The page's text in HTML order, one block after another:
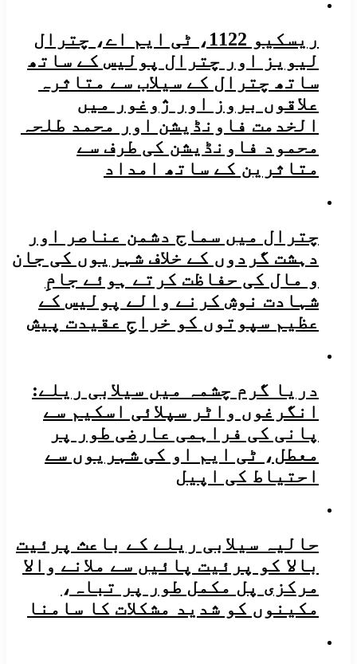
ریسکیو 1122، ٹی ایم اے، چترال
لیویز اور چترال پولیس کے ساتھ
ساتھ چترال کے سیلاب سے متاثرہ
علاقوں بروز اور ژوغور میں
الخدمت فاونڈیشن اور محمد طلحہ
محمود فاونڈیشن کی طرف سے
متاثرین کے ساتھ امداد
چترال میں سماج دشمن عناصر اور
دہشت گردوں کے خلاف شہریوں کی جان
و مال کی حفاظت کرتے ہوئے جامِ
شہادت نوش کرنے والے پولیس کے
عظیم سپوتوں کو خراجِ عقیدت پیش
دریا گرم چشمہ میں سیلابی ریلے:
انگرغوں واٹر سپلائی اسکیم سے
پانی کی فراہمی عارضی طور پر
معطل، ٹی ایم او کی شہریوں سے
احتیاط کی اپیل
حالیہ سیلابی ریلے کے باعث پرئیت
بالا کو پرئیت پائیں سے ملانے والا
مرکزی پل مکمل طور پر تباہ،
مکینوں کو شدید مشکلات کا سامنا